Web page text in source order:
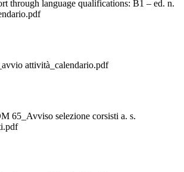
through language qualifications: B1 – ed. n.
attività_calendario.pdf
65_Avviso selezione corsisti a. s.